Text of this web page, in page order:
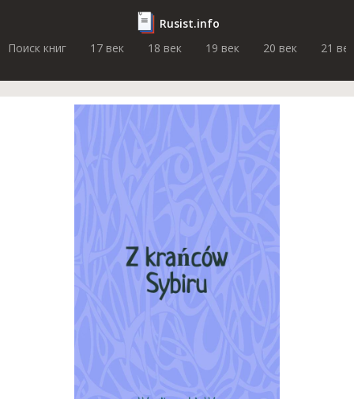
Rusist.info
Поиск книг
17 век 18 век 19 век 20 век 21 век